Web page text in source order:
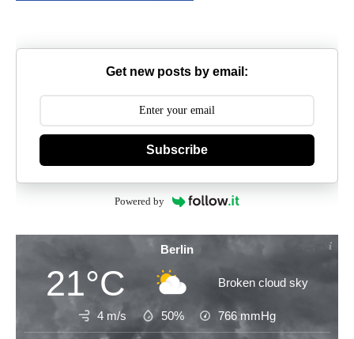
Get new posts by email:
Subscribe
Powered by
Berlin
21°C Broken cloud sky
4 m/s 50% 766 mmHg